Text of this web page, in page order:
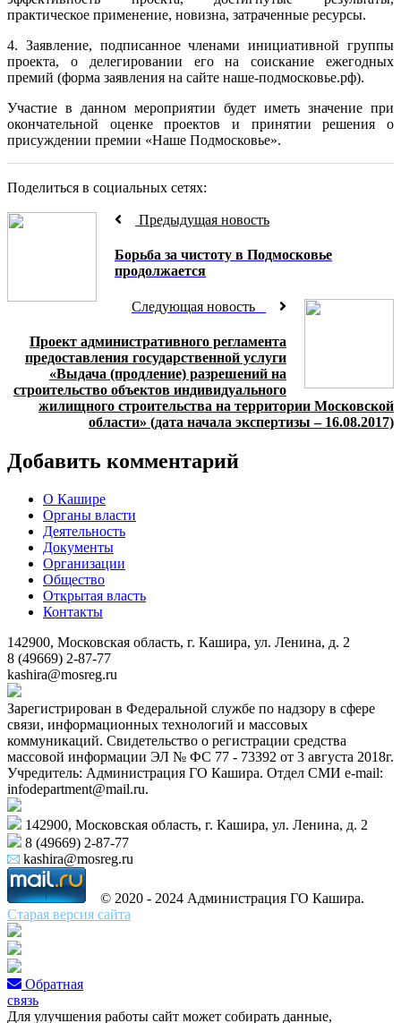
практическое применение, новизна, затраченные ресурсы.
4. Заявление, подписанное членами инициативной группы
проекта, о делегировании его на соискание ежегодных
премий (форма заявления на сайте наше-подмосковье.рф).
Участие в данном мероприятии будет иметь значение при
окончательной оценке проектов и принятии решения о
присуждении премии «Наше Подмосковье».
Поделиться в социальных сетях:
Предыдущая новость
Борьба за чистоту в Подмосковье
продолжается
Следующая новость
Проект административного регламента
предоставления государственной услуги
«Выдача (продление) разрешений на
строительство объектов индивидуального
жилищного строительства на территории Московской
области» (дата начала экспертизы – 16.08.2017)
Добавить комментарий
О Кашире
Органы власти
Деятельность
Документы
Организации
Общество
Открытая власть
Контакты
142900, Московская область, г. Кашира, ул. Ленина, д. 2
8 (49669) 2-87-77
kashira@mosreg.ru
Зарегистрирован в Федеральной службе по надзору в сфере
связи, информационных технологий и массовых
коммуникаций. Свидетельство о регистрации средства
массовой информации ЭЛ № ФС 77 - 73392 от 3 августа 2018г.
Учредитель: Администрация ГО Кашира. Отдел СМИ e-mail:
infodepartment@mail.ru.
142900, Московская область, г. Кашира, ул. Ленина, д. 2
8 (49669) 2-87-77
kashira@mosreg.ru
© 2020 - 2024 Администрация ГО Кашира.
Старая версия сайта
Обратная
связь
Для улучшения работы сайт может собирать данные,